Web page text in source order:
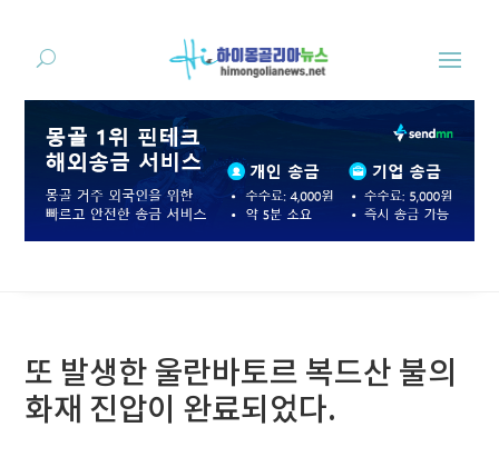
또 발생한 울란바토르 복드산 불의
화재 진압이 완료되었다.